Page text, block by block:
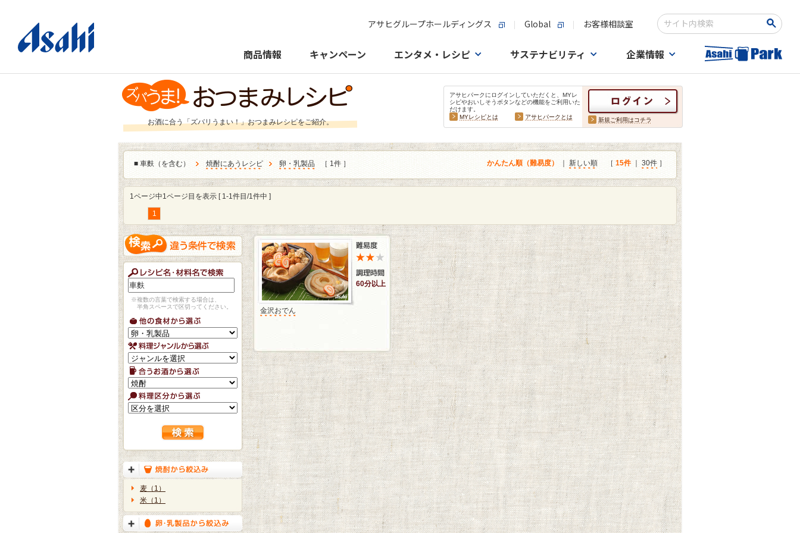
アサヒグループホールディングス Global お客様相談室
検索キーワード入力
商品情報 キャンペーン エンタメ・レシピ サステナビリティ 企業情報
お酒に合う「ズバリうまい！」おつまみレシピをご紹介。
アサヒパークにログインしていただくと、MYレ
シピやおいしそうボタンなどの機能をご利用いた
だけます。
MYレシピとは
アサヒパークとは 新規ご利用はコチラ
■ 車麩（を含む） 焼酎にあうレシピ 卵・乳製品 ［ 1件 ］ かんたん順（難易度） 新しい順 ［ 15件｜ 30件 ］
1ページ中1ページ目を表示 [ 1-1件目/1件中 ]
1
※複数の言葉で検索する場合は、
半角スペースで区切ってください。
麦（1）
米（1）
60分以上
金沢おでん